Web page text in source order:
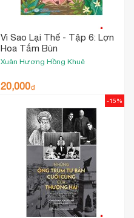
Vì Sao Lại Thế - Tập 6: Lợn
Hoa Tắm Bùn
Xuân Hương Hồng Khuê
20,000₫
-15%